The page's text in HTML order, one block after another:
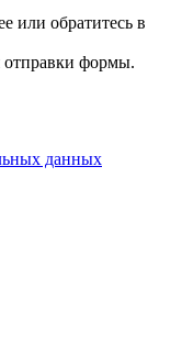
или обратитесь в
отправки формы.
данных